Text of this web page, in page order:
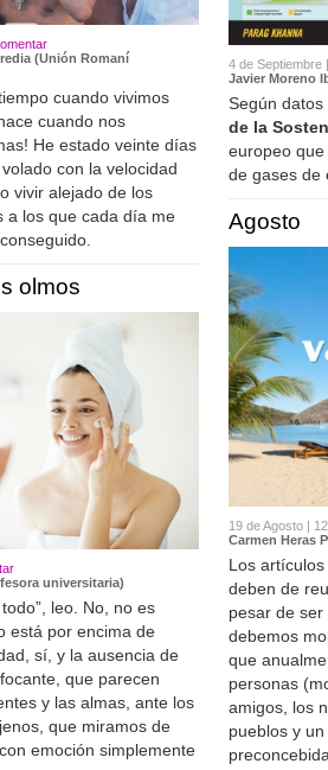
(Unión Romaní
cuando vivimos
cuando nos
He estado veinte días
con la velocidad
vivir alejado de los
a los que cada día me
olmos
universitaria)
leo. No, no es
está por encima de
sí, y la ausencia de
que parecen
y las almas, ante los
que miramos de
emoción simplemente
4 de Septiembre
Javier Moreno
Según
de la
europeo
de gases de
Agosto
19 de Agosto |
Carmen Heras
Los
deben de
pesar de
debemos
que
personas
amigos, los
pueblos y